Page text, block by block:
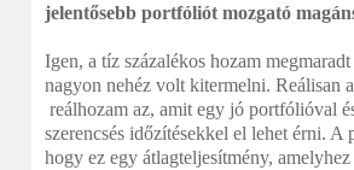
jelentősebb portfóliót mozgató
Igen, a tíz százalékos hozam
nagyon nehéz volt kitermelni. Reálisan
reálhozam az, amit egy jó portfólióval
szerencsés időzítésekkel el lehet érni. A
hogy ez egy átlagteljesítmény, amelyhez